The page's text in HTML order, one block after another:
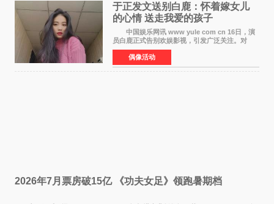
于正发文送别白鹿：怀着嫁女儿
的心情 送走我爱的孩子
中国娱乐网讯 www yule com cn 16日，演
员白鹿正式告别欢娱影视，引发广泛关注。对
此，欢娱影视创始人于正在社交平台发文回应，
字里行间流露不舍与祝福。 于正透露，以前
每次有演员到期不
偶像活动
2026年7月票房破15亿 《功夫女足》领跑暑期档